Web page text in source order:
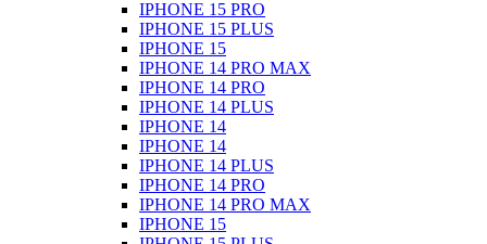
IPHONE 15 PRO
IPHONE 15 PLUS
IPHONE 15
IPHONE 14 PRO MAX
IPHONE 14 PRO
IPHONE 14 PLUS
IPHONE 14
IPHONE 14
IPHONE 14 PLUS
IPHONE 14 PRO
IPHONE 14 PRO MAX
IPHONE 15